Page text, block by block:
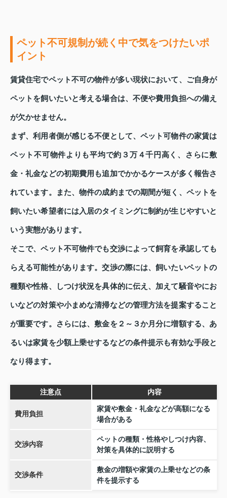
ペット不可規制が続く中で気をつけたいポ
イント
賃貸住宅でペット不可の物件が多い現状において、ご自身が
ペットを飼いたいと考える場合は、不便や費用負担への備え
が欠かせません。
まず、利用者側が感じる不便として、ペット可物件の家賃は
ペット不可物件よりも平均で約３万４千円高く、さらに敷
金・礼金などの初期費用も追加でかかるケースが多く報告さ
れています。また、物件の成約までの期間が短く、ペットを
飼いたい希望者には入居のタイミングに制約が生じやすいと
いう実態があります。
そこで、ペット不可物件でも交渉によって飼育を承認しても
らえる可能性があります。交渉の際には、飼いたいペットの
種類や性格、しつけ状況を具体的に伝え、加えて騒音やにお
いなどの対策や小まめな清掃などの管理方法を提案すること
が重要です。さらには、敷金を２～３か月分に増額する、あ
るいは家賃を少額上乗せするなどの条件提示も有効な手段と
なり得ます。
注意点 内容
費用負担
家賃や敷金・礼金などが高額になる
場合がある
交渉内容
ペットの種類・性格やしつけ内容、
対策を具体的に説明する
交渉条件
敷金の増額や家賃の上乗せなどの条
件を提示する